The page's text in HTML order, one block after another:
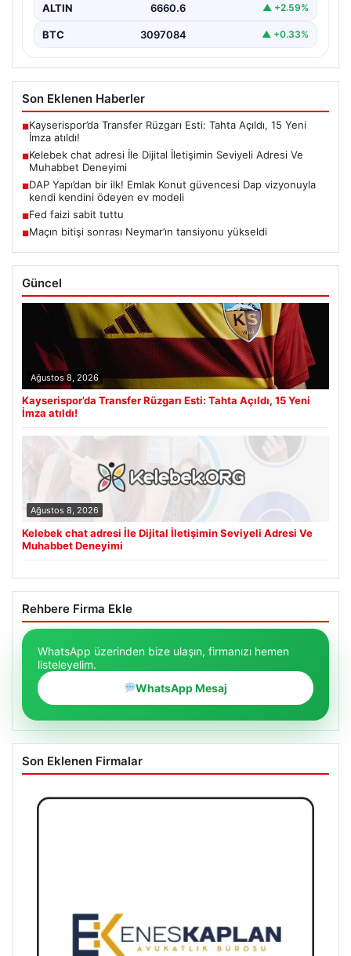
ALTIN 6660.6 ▲ +2.59%
BTC 3097084 ▲ +0.33%
Son Eklenen Haberler
■Kayserispor’da Transfer Rüzgarı Esti: Tahta Açıldı, 15 Yeni
İmza atıldı!
■Kelebek chat adresi İle Dijital İletişimin Seviyeli Adresi Ve
Muhabbet Deneyimi
■DAP Yapı’dan bir ilk! Emlak Konut güvencesi Dap vizyonuyla
kendi kendini ödeyen ev modeli
■Fed faizi sabit tuttu
■Maçın bitişi sonrası Neymar’ın tansiyonu yükseldi
Güncel
Ağustos 8, 2026
Kayserispor’da Transfer Rüzgarı Esti: Tahta Açıldı, 15 Yeni
İmza atıldı!
Ağustos 8, 2026
Kelebek chat adresi İle Dijital İletişimin Seviyeli Adresi Ve
Muhabbet Deneyimi
Rehbere Firma Ekle
WhatsApp üzerinden bize ulaşın, firmanızı hemen
listeleyelim.
WhatsApp Mesaj
Son Eklenen Firmalar